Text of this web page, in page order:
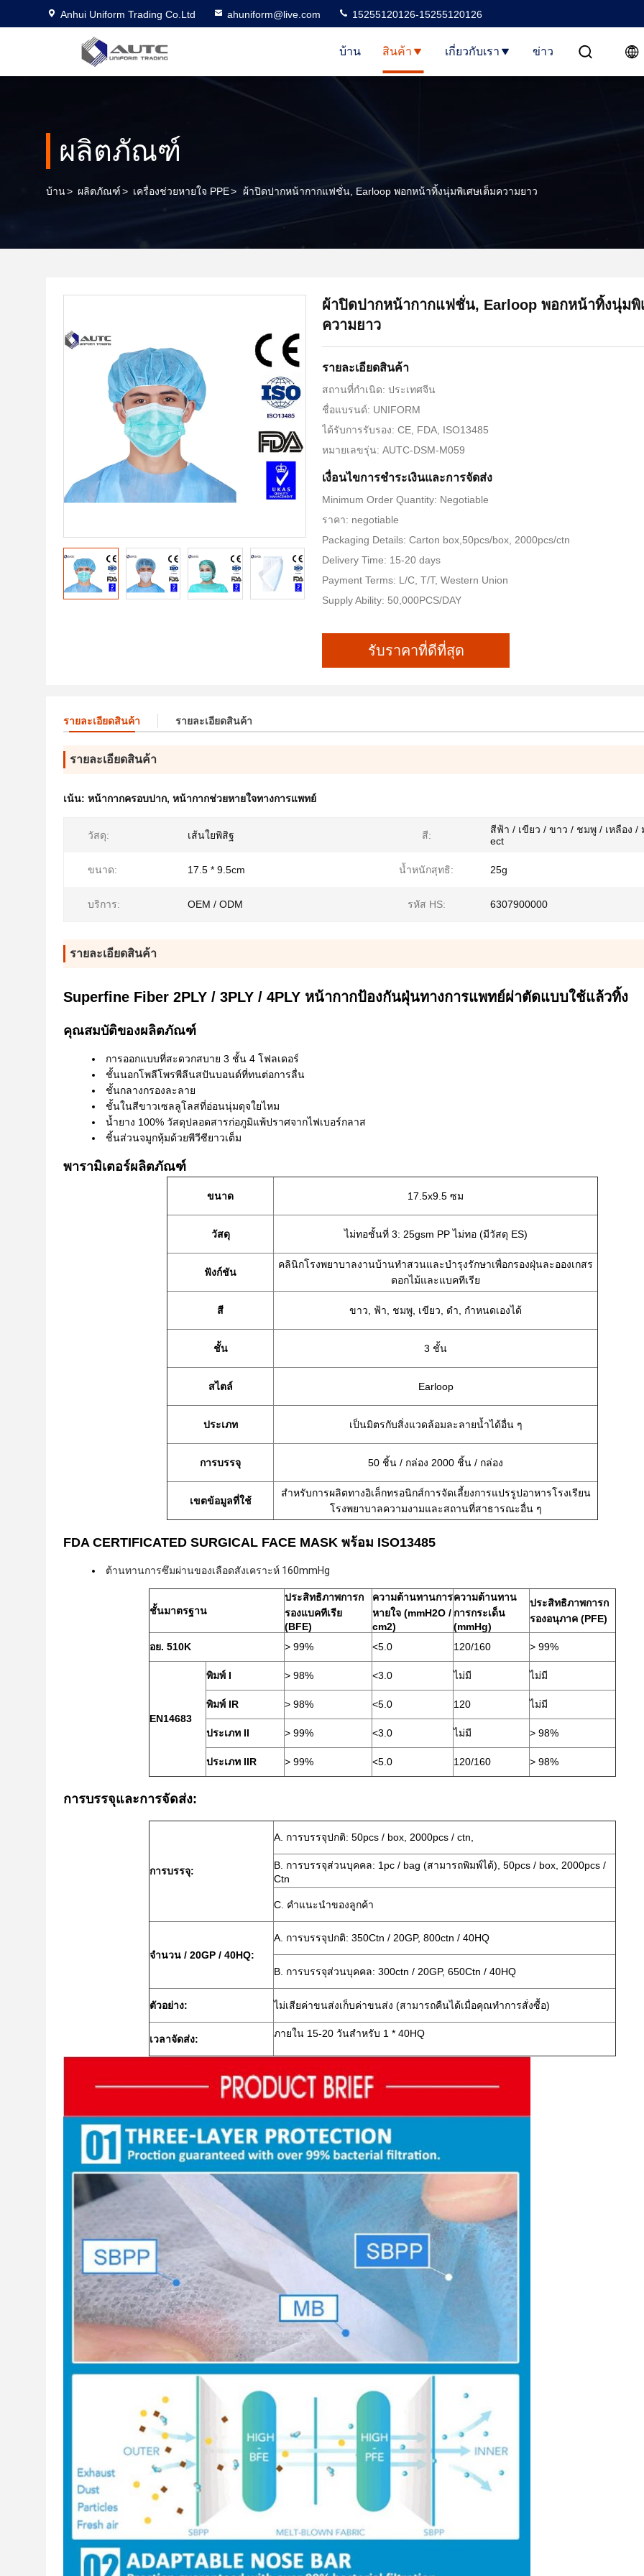
Anhui Uniform Trading Co.Ltd ahuniform@live.com 15255120126-15255120126
บ้าน สินค้า เกี่ยวกับเรา ข่าว
ผลิตภัณฑ์
บ้าน> ผลิตภัณฑ์> เครื่องช่วยหายใจ PPE> ผ้าปิดปากหน้ากากแฟชั่น, Earloop พอกหน้าทิ้งนุ่มพิเศษเต็มความยาว
ผ้าปิดปากหน้ากากแฟชั่น, Earloop พอกหน้าทิ้งนุ่มพิ
ความยาว
รายละเอียดสินค้า
สถานที่กำเนิด: ประเทศจีน
ชื่อแบรนด์: UNIFORM
ได้รับการรับรอง: CE, FDA, ISO13485
หมายเลขรุ่น: AUTC-DSM-M059
เงื่อนไขการชำระเงินและการจัดส่ง
Minimum Order Quantity: Negotiable
ราคา: negotiable
Packaging Details: Carton box,50pcs/box, 2000pcs/ctn
Delivery Time: 15-20 days
Payment Terms: L/C, T/T, Western Union
Supply Ability: 50,000PCS/DAY
รับราคาที่ดีที่สุด
รายละเอียดสินค้า รายละเอียดสินค้า
รายละเอียดสินค้า
เน้น: หน้ากากครอบปาก, หน้ากากช่วยหายใจทางการแพทย์
วัสดุ: เส้นใยพิสิฐ สี:
สีฟ้า / เขียว / ขาว / ชมพู / เหลือง /
ect
ขนาด: 17.5 * 9.5cm น้ำหนักสุทธิ: 25g
บริการ: OEM / ODM รหัส HS: 6307900000
รายละเอียดสินค้า
Superfine Fiber 2PLY / 3PLY / 4PLY หน้ากากป้องกันฝุ่นทางการแพทย์ผ่าตัดแบบใช้แล้วทิ้ง
คุณสมบัติของผลิตภัณฑ์
การออกแบบที่สะดวกสบาย 3 ชั้น 4 โฟลเดอร์
ชั้นนอกโพลีโพรพีลีนสปันบอนด์ที่ทนต่อการลื่น
ชั้นกลางกรองละลาย
ชั้นในสีขาวเซลลูโลสที่อ่อนนุ่มดุจใยไหม
น้ำยาง 100% วัสดุปลอดสารก่อภูมิแพ้ปราศจากไฟเบอร์กลาส
ชิ้นส่วนจมูกหุ้มด้วยพีวีซียาวเต็ม
พารามิเตอร์ผลิตภัณฑ์
ขนาด 17.5x9.5 ซม
วัสดุ ไม่ทอชั้นที่ 3: 25gsm PP ไม่ทอ (มีวัสดุ ES)
ฟังก์ชัน
คลินิกโรงพยาบาลงานบ้านทำสวนและบำรุงรักษาเพื่อกรองฝุ่นละอองเกสร
ดอกไม้และแบคทีเรีย
สี ขาว, ฟ้า, ชมพู, เขียว, ดำ, กำหนดเองได้
ชั้น 3 ชั้น
สไตล์ Earloop
ประเภท เป็นมิตรกับสิ่งแวดล้อมละลายน้ำได้อื่น ๆ
การบรรจุ 50 ชิ้น / กล่อง 2000 ชิ้น / กล่อง
เขตข้อมูลที่ใช้
สำหรับการผลิตทางอิเล็กทรอนิกส์การจัดเลี้ยงการแปรรูปอาหารโรงเรียน
โรงพยาบาลความงามและสถานที่สาธารณะอื่น ๆ
FDA CERTIFICATED SURGICAL FACE MASK พร้อม ISO13485
ต้านทานการซึมผ่านของเลือดสังเคราะห์ 160mmHg
ชั้นมาตรฐาน
ประสิทธิภาพการก
รองแบคทีเรีย
(BFE)
ความต้านทานการ
หายใจ (mmH2O /
cm2)
ความต้านทาน
การกระเด็น
(mmHg)
ประสิทธิภาพการก
รองอนุภาค (PFE)
อย. 510K > 99% <5.0 120/160 > 99%
EN14683
พิมพ์ I > 98% <3.0 ไม่มี ไม่มี
พิมพ์ IR > 98% <5.0 120 ไม่มี
ประเภท II > 99% <3.0 ไม่มี > 98%
ประเภท IIR > 99% <5.0 120/160 > 98%
การบรรจุและการจัดส่ง:
การบรรจุ:
A. การบรรจุปกติ: 50pcs / box, 2000pcs / ctn,
B. การบรรจุส่วนบุคคล: 1pc / bag (สามารถพิมพ์ได้), 50pcs / box, 2000pcs /
Ctn
C. คำแนะนำของลูกค้า
จำนวน / 20GP / 40HQ:
A. การบรรจุปกติ: 350Ctn / 20GP, 800ctn / 40HQ
B. การบรรจุส่วนบุคคล: 300ctn / 20GP, 650Ctn / 40HQ
ตัวอย่าง: ไม่เสียค่าขนส่งเก็บค่าขนส่ง (สามารถคืนได้เมื่อคุณทำการสั่งซื้อ)
เวลาจัดส่ง: ภายใน 15-20 วันสำหรับ 1 * 40HQ